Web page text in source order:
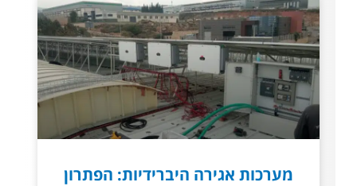
מערכות אגירה היברידיות: הפתרון